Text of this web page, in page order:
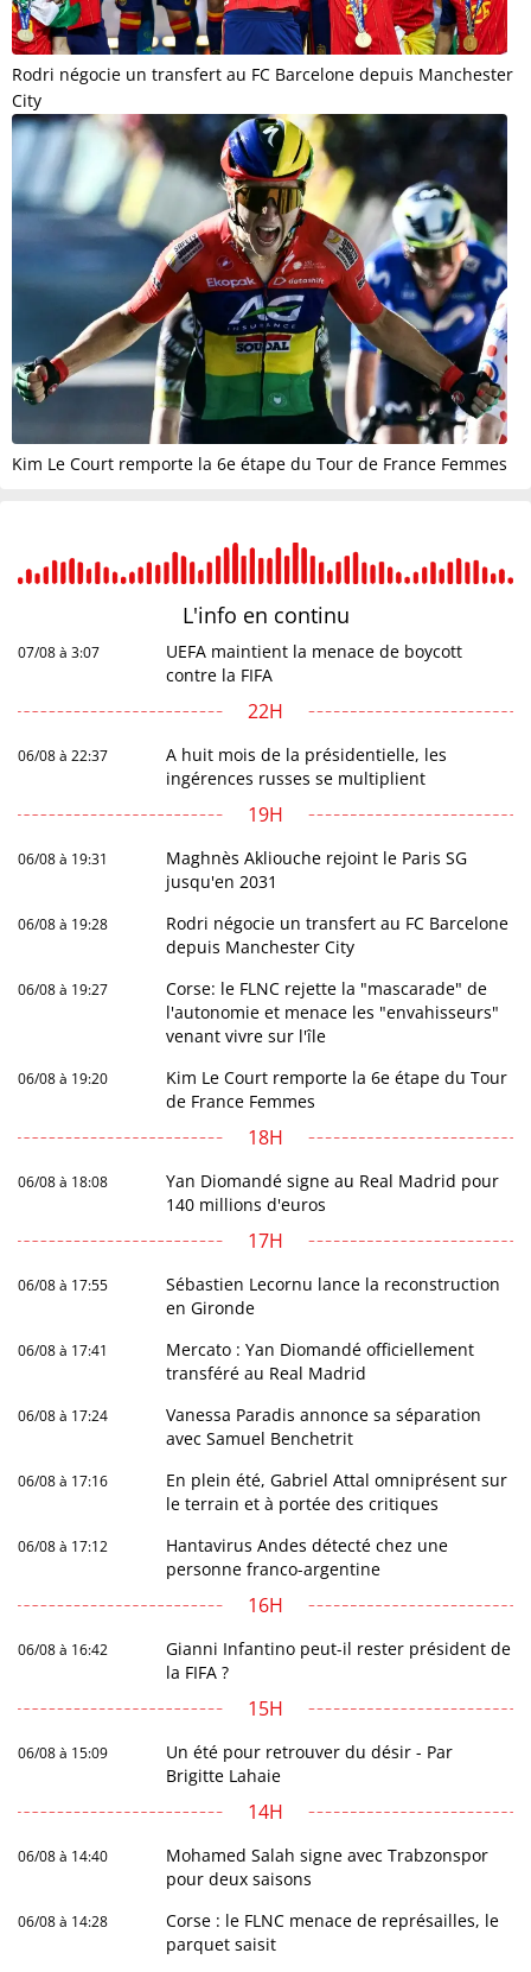
Rodri négocie un transfert au FC Barcelone depuis Manchester
City
Kim Le Court remporte la 6e étape du Tour de France Femmes
L'info en continu
07/08 à 3:07
UEFA maintient la menace de boycott
contre la FIFA
22H
06/08 à 22:37
A huit mois de la présidentielle, les
ingérences russes se multiplient
19H
06/08 à 19:31
Maghnès Akliouche rejoint le Paris SG
jusqu'en 2031
06/08 à 19:28
Rodri négocie un transfert au FC Barcelone
depuis Manchester City
06/08 à 19:27
Corse: le FLNC rejette la "mascarade" de
l'autonomie et menace les "envahisseurs"
venant vivre sur l'île
06/08 à 19:20
Kim Le Court remporte la 6e étape du Tour
de France Femmes
18H
06/08 à 18:08
Yan Diomandé signe au Real Madrid pour
140 millions d'euros
17H
06/08 à 17:55
Sébastien Lecornu lance la reconstruction
en Gironde
06/08 à 17:41
Mercato : Yan Diomandé officiellement
transféré au Real Madrid
06/08 à 17:24
Vanessa Paradis annonce sa séparation
avec Samuel Benchetrit
06/08 à 17:16
En plein été, Gabriel Attal omniprésent sur
le terrain et à portée des critiques
06/08 à 17:12
Hantavirus Andes détecté chez une
personne franco-argentine
16H
06/08 à 16:42
Gianni Infantino peut-il rester président de
la FIFA ?
15H
06/08 à 15:09
Un été pour retrouver du désir - Par
Brigitte Lahaie
14H
06/08 à 14:40
Mohamed Salah signe avec Trabzonspor
pour deux saisons
06/08 à 14:28
Corse : le FLNC menace de représailles, le
parquet saisit